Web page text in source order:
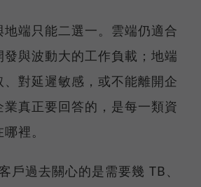
端只能二選一。雲端仍適合
與波動大的工作負載；地端
對延遲敏感，或不能離開企
真正要回答的，是每一類資
裡。
戶過去關心的是需要幾 TB、